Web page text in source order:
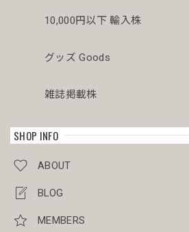
10,000円以下 輸入株
グッズ Goods
雑誌掲載株
SHOP INFO
ABOUT
BLOG
MEMBERS
美人さんが届きました。梱包も素晴
きもありませんでした。梱包を解くの
うございました。 今回のミイラ梱包も